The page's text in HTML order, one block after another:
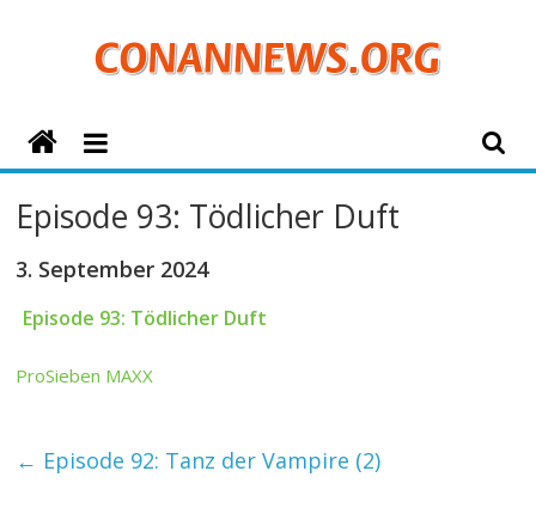
ConanNews.org
Conan
Episode 93: Tödlicher Duft
3. September 2024
Episode 93: Tödlicher Duft
ProSieben MAXX
← Episode 92: Tanz der Vampire (2)